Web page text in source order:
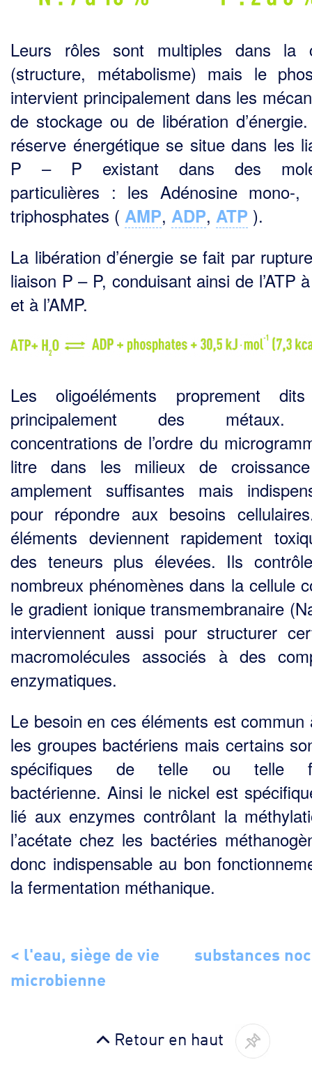
Leurs rôles sont multiples dans la
(structure, métabolisme) mais le
intervient principa­lement dans les
de stockage ou de libération
réserve énergétique se situe dans les
P – P existant dans des
particulières : les Adénosine mono-
triphosphates ( AMP, ADP, ATP ).
La libération d’énergie se fait par
liaison P – P, conduisant ainsi de l’ATP à
et à l’AMP.
Les oligoéléments proprement
principalement des métaux.
concentrations de l’ordre du
litre dans les milieux de
amplement suffisantes mais
pour répondre aux besoins
éléments deviennent rapidement
des teneurs plus élevées. Ils
nombreux phénomènes dans la cellule
le gradient ionique transmembranaire
interviennent aussi pour structurer
macromolécules associés à des
enzymatiques.
Le besoin en ces éléments est commun
les groupes bactériens mais certains
spécifiques de telle ou telle
bactérienne. Ainsi le nickel est
lié aux enzymes contrôlant la
l’acétate chez les bactéries
donc indispensable au bon
la fer­mentation méthanique.
< l'eau, siège de vie
microbienne
substances
Retour en haut